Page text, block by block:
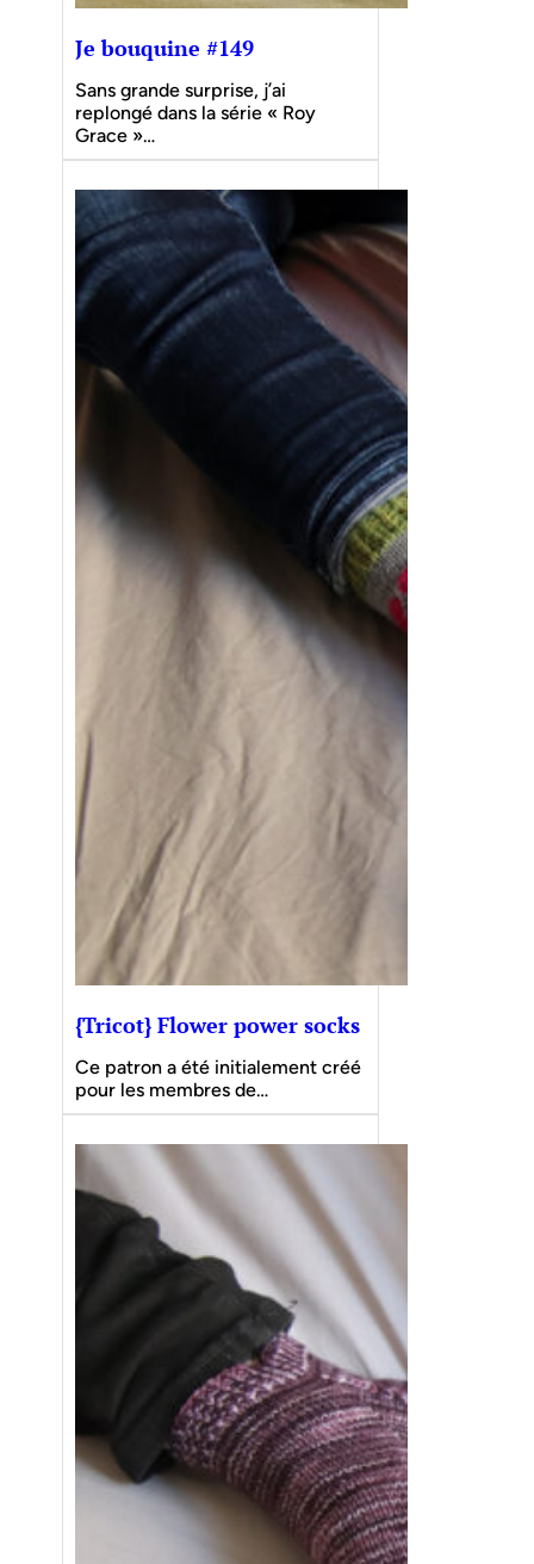
Je bouquine #149
Sans grande surprise, j’ai
replongé dans la série « Roy
Grace »…
{Tricot} Flower power socks
Ce patron a été initialement créé
pour les membres de…